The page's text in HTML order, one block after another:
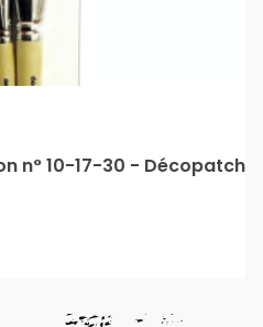
n° 10-17-30 - Décopatch